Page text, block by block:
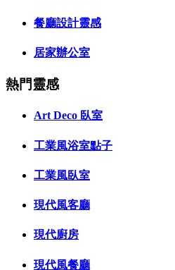
餐廳設計靈感
居家辦公室
熱門靈感
Art Deco 臥室
工業風浴室點子
工業風臥室
現代風客廳
現代廚房
現代風餐廳